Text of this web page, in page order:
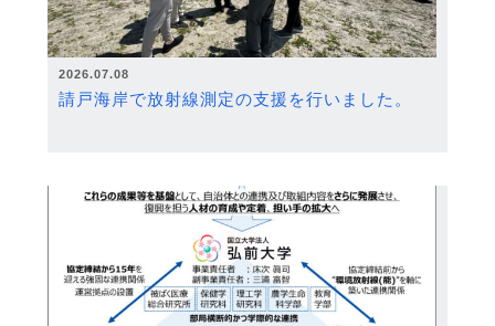
2026.07.08
請戸海岸で放射線測定の支援を行いました。